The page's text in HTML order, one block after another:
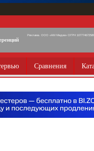
Реклама. ООО «АМ Медиа» ОГРН
Сравнения